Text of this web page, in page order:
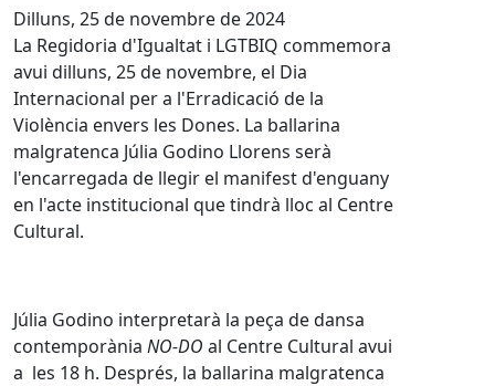
Dilluns, 25 de novembre de 2024
La Regidoria d'Igualtat i LGTBIQ commemora
avui dilluns, 25 de novembre, el Dia
Internacional per a l'Erradicació de la
Violència envers les Dones. La ballarina
malgratenca Júlia Godino Llorens serà
l'encarregada de llegir el manifest d'enguany
en l'acte institucional que tindrà lloc al Centre
Cultural.
Júlia Godino interpretarà la peça de dansa
contemporània NO-DO al Centre Cultural avui
a les 18 h. Després, la ballarina malgratenca